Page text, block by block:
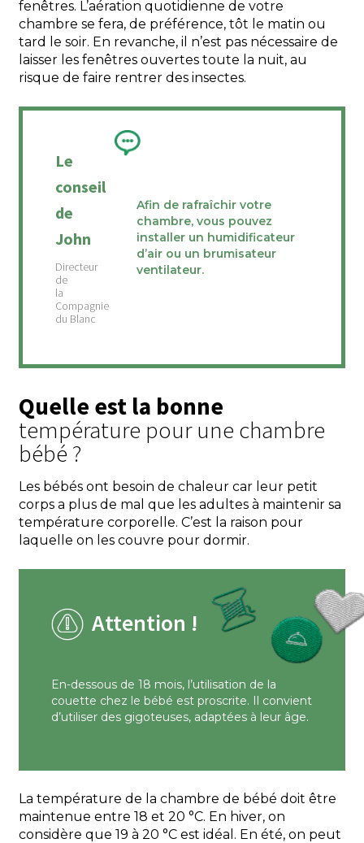
fenêtres. L’aération quotidienne de votre
chambre se fera, de préférence, tôt le matin ou
tard le soir. En revanche, il n’est pas nécessaire de
laisser les fenêtres ouvertes toute la nuit, au
risque de faire rentrer des insectes.
Le
conseil
de
John
Afin de rafraîchir votre
chambre, vous pouvez
installer un humidificateur
d’air ou un brumisateur
ventilateur.
Quelle est la bonne
température pour une chambre
bébé ?
Les bébés ont besoin de chaleur car leur petit
corps a plus de mal que les adultes à maintenir sa
température corporelle. C’est la raison pour
laquelle on les couvre pour dormir.
Attention !
En-dessous de 18 mois, l’utilisation de la
couette chez le bébé est proscrite. Il convient
d’utiliser des gigoteuses, adaptées à leur âge.
La température de la chambre de bébé doit être
maintenue entre 18 et 20 °C. En hiver, on
considère que 19 à 20 °C est idéal. En été, on peut